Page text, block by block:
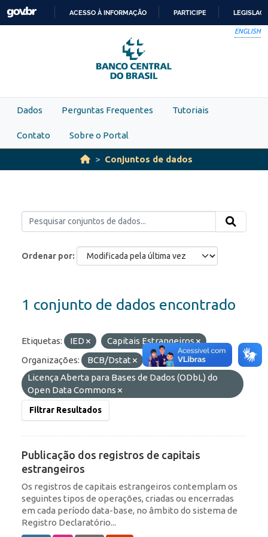
Skip to main content
PARA
O
CONTEÚDO
ACESSO À INFORMAÇÃO PARTICIPE
ENGLISH
Dados Perguntas Frequentes Tutoriais
Contato Sobre o Portal
Conjuntos de dados
Ordenar por
1 conjunto de dados encontrado
Etiquetas: IED
Capitais Estrangeiros
Organizações:
BCB/Dstat
Licenças:
Licença Aberta para Bases de Dados (ODbL) do
Open Data Commons
Filtrar Resultados
Publicação dos registros de capitais
estrangeiros
Os registros de capitais estrangeiros contemplam os
seguintes tipos de operações, criadas ou encerradas
em cada período data-base, no âmbito do sistema de
Registro Declaratório...